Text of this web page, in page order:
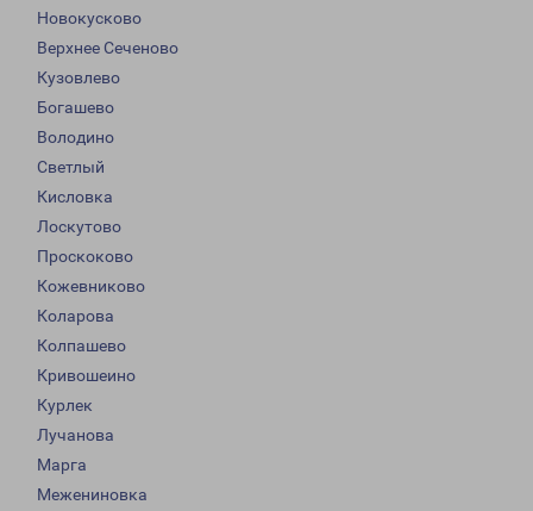
Новокусково
Верхнее Сеченово
Кузовлево
Богашево
Володино
Светлый
Кисловка
Лоскутово
Проскоково
Кожевниково
Коларова
Колпашево
Кривошеино
Курлек
Лучанова
Марга
Межениновка